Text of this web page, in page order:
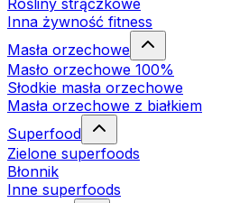
Rośliny strączkowe
Inna żywność fitness
Masła orzechowe
Masło orzechowe 100%
Słodkie masła orzechowe
Masła orzechowe z białkiem
Superfood
Zielone superfoods
Błonnik
Inne superfoods